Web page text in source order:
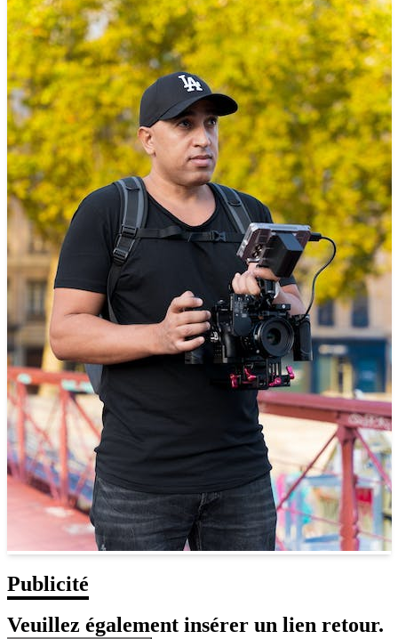
Publicité
Veuillez également insérer un lien retour.